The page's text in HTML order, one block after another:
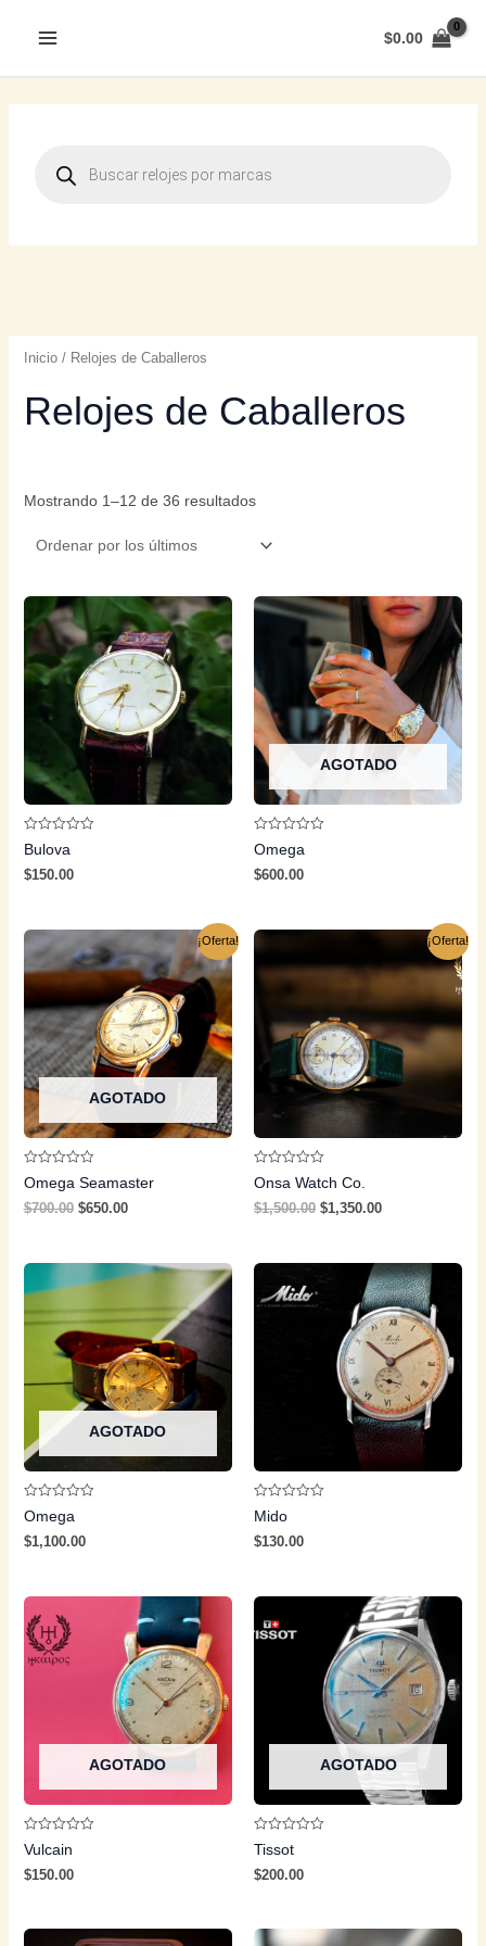
$0.00
Inicio/ Relojes de Caballeros
Relojes de Caballeros
Mostrando 1–12 de 36 resultados
Valorado
con
0
de
Bulova
$150.00
AGOTADO
Valorado
con
0
de
Omega
$600.00
¡Oferta!
AGOTADO
Valorado
con
0
de
Omega Seamaster
$700.00 $650.00
¡Oferta!
Valorado
con
0
de
Onsa Watch Co.
$1,500.00 $1,350.00
AGOTADO
Valorado
con
0
de
Omega
$1,100.00
Valorado
con
0
de
Mido
$130.00
AGOTADO
Valorado
con
0
de
Vulcain
$150.00
AGOTADO
Valorado
con
0
de
Tissot
$200.00